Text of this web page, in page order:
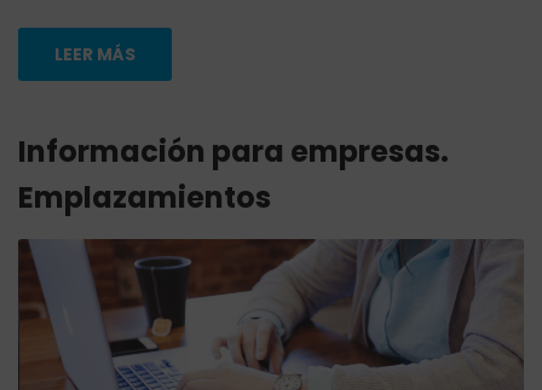
LEER MÁS
Información para empresas.
Emplazamientos